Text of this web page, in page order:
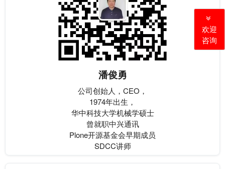
潘俊勇
公司创始人，CEO，
1974年出生，
华中科技大学机械学硕士
曾就职中兴通讯
Plone开源基金会早期成员
SDCC讲师
欢迎
咨询